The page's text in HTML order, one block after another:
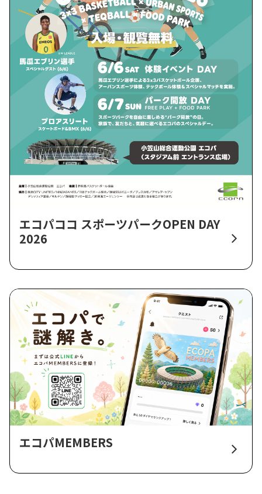
エコパココ スポーツパークOPEN DAY
2026
エコパMEMBERS